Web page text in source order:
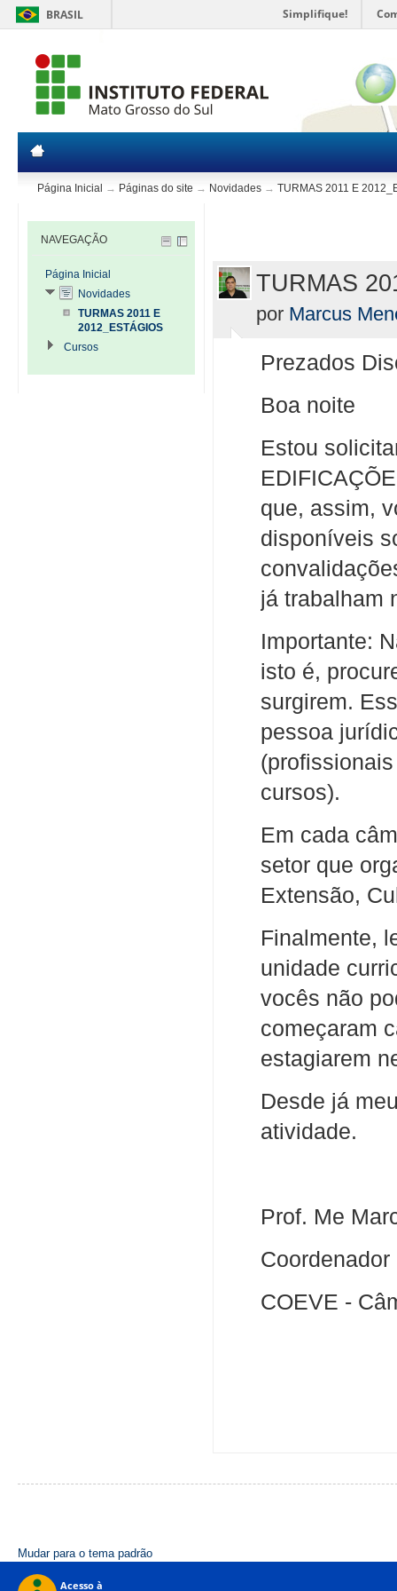
BRASIL Simplifique!
Página Inicial → Páginas do site → Novidades → TURMAS 2011 E
TURMAS
por Marcus
Prezados
Boa noite
Estou
que, assim,
disponíveis
já trabalham
Importante:
isto é,
surgirem.
pessoa
cursos).
Em cada
setor que
Extensão,
Finalmente,
unidade
vocês não
começaram
estagiarem
Desde já
atividade.
Prof. Me
COEVE -
NAVEGAÇÃO
Página Inicial
Novidades
TURMAS 2011 E
2012_ESTÁGIOS
Cursos
Mudar para o tema padrão